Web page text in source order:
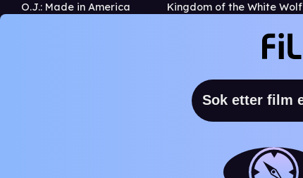
O.J.: Made in America Kingdom of the White Wolf